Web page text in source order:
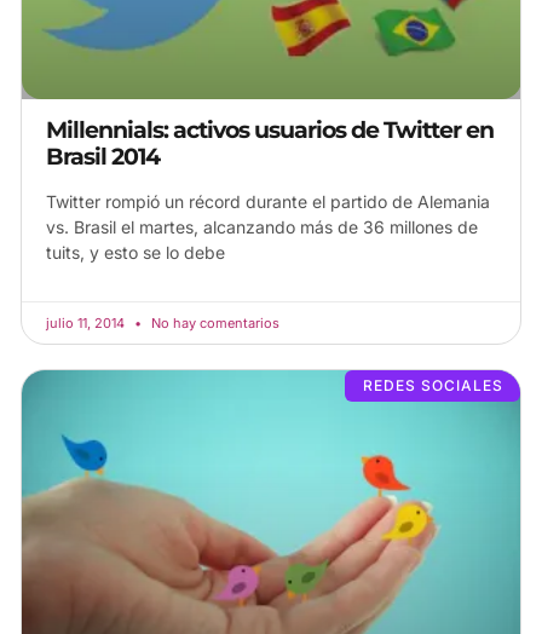
Millennials: activos usuarios de Twitter en
Brasil 2014
Twitter rompió un récord durante el partido de Alemania
vs. Brasil el martes, alcanzando más de 36 millones de
tuits, y esto se lo debe
julio 11, 2014 No hay comentarios
REDES SOCIALES